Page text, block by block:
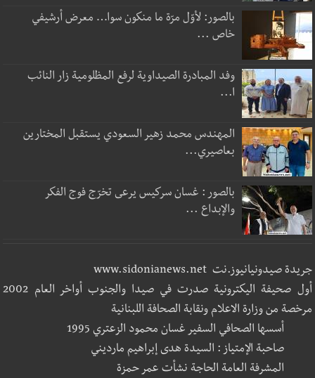
بالصور: لأوّل مرّة ما منكون سوا… معرض أرشيفي
خاص ...
وفد المبادرة الصيداوية لرفع المظلومية زار النائب
ا...
المهندس محمد زهير السعودي يستقبل المختارين
بعاصيري...
بالصور : غسان سركيس يرعى تخرّج فوج الفكر
والإبداع ...
جريدة صيدونيانيوز.نت www.sidonianews.net
أول صحيفة اليكترونية صدرت في صيدا والجنوب أواخر العام 2002
مرخصة من وزارة الاعلام ونقابة الصحافة اللبنانية
أسسها الصحافي السفير غسان محمود الزعتري 1995
صاحبة الإمتياز : السيدة هدى إبراهيم مارديني
المشرفة العامة الحاجة نشأت عمر حمزة